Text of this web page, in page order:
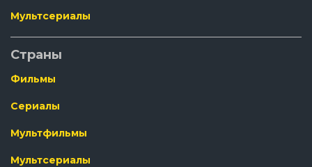
Мультсериалы
Страны
Фильмы
Сериалы
Мультфильмы
Мультсериалы